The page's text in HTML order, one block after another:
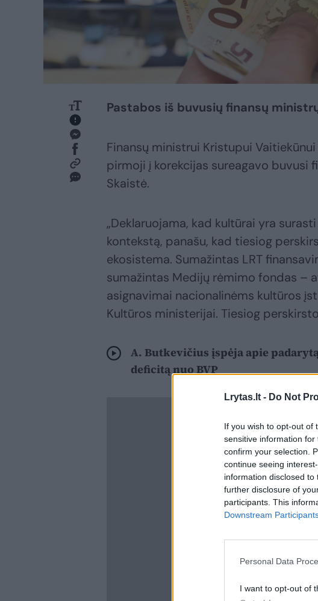
Lrytas.lt - Do Not
If you wish to opt-out of
sensitive information
confirm your selection.
continue seeing
information disclosed
further disclosure of
participants. This
Downstream
Personal Data
I want to opt-out of
Pastabos iš buvusių finansų
Finansų ministrui Kristupui
pirmoji į korekcijas sureagavo buvusi
Skaistė.
„Deklaruojama, kad kultūrai yra
kontekstą, panašu, kad tiesiog
ekosistema. Sumažintas LRT
sumažintas Medijų rėmimo fondas –
asignavimai nacionalinėms kultūros
Kultūros ministerijai. Tiesiog
A. Butkevičius įspėja apie
deficitą nuo BVP